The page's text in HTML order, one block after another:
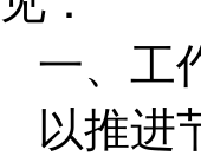
一、工
以推进